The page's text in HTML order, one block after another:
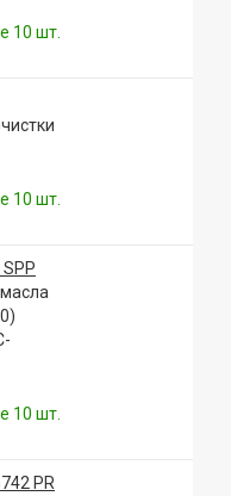
10 шт.
10 шт.
SPP
10 шт.
PR